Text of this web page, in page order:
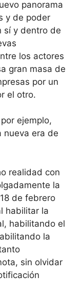
panorama
y de poder
sí y dentro de
los actores
gran masa de
por un
el otro.
ejemplo,
nueva era de
realidad con
la
de febrero
habilitar la
habilitando el
la
sin olvidar